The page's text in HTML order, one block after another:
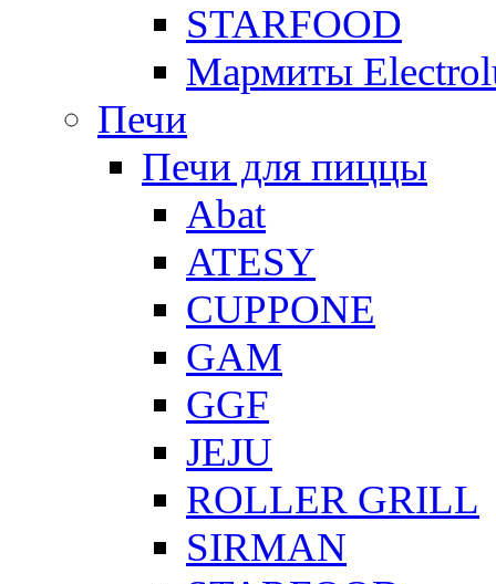
STARFOOD
Мармиты
Печи
Печи для пиццы
Abat
ATESY
CUPPONE
GAM
GGF
JEJU
ROLLER GRILL
SIRMAN